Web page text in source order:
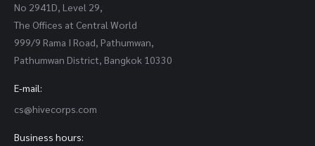
No 2941D, Level 29,
The Offices at Central World
999/9 Rama I Road, Pathumwan,
Pathumwan District, Bangkok 10330
E-mail:
cs@hivecorps.com
Business hours: